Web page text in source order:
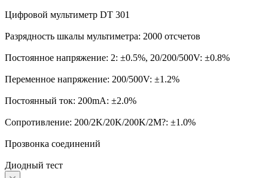
Цифровой мультиметр DT 301
Разрядность шкалы мультиметра: 2000 отсчетов
Постоянное напряжение: 2: ±0.5%, 20/200/500V: ±0.8%
Переменное напряжение: 200/500V: ±1.2%
Постоянный ток: 200mA: ±2.0%
Сопротивление: 200/2K/20K/200K/2M?: ±1.0%
Прозвонка соединений
Диодный тест